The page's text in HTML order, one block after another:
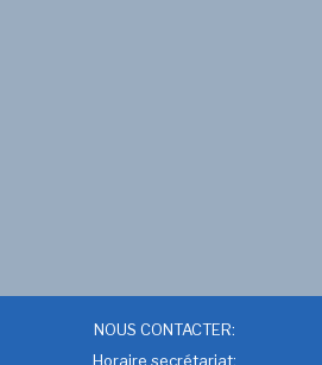
NOUS CONTACTER:
Horaire secrétariat: